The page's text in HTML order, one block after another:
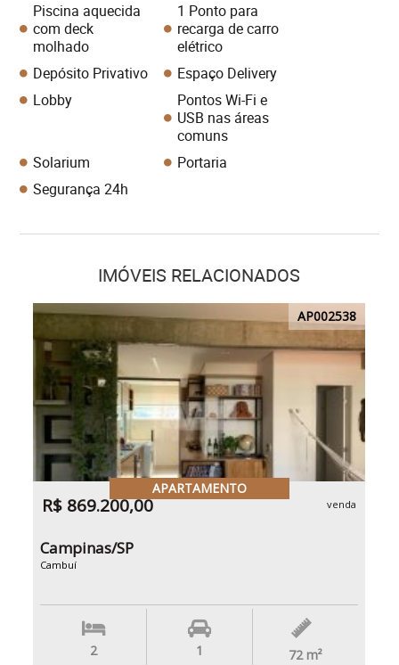
Piscina aquecida
com deck
molhado
1 Ponto para
recarga de carro
elétrico
Depósito Privativo
Espaço Delivery
Lobby
Pontos Wi-Fi e
USB nas áreas
comuns
Solarium
Portaria
Segurança 24h
IMÓVEIS RELACIONADOS
AP002538
APARTAMENTO
R$ 869.200,00 venda
Campinas/SP
Cambuí
2 1 72 m²